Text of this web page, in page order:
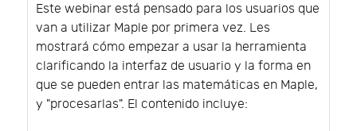
Este webinar está pensado para los usuarios que
van a utilizar Maple por primera vez. Les
mostrará cómo empezar a usar la herramienta
clarificando la interfaz de usuario y la forma en
que se pueden entrar las matemáticas en Maple,
y "procesarlas". El contenido incluye: